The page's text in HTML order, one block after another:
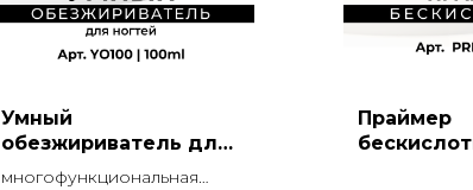
Умный
обезжириватель для
ногтей
многофункциональная
Праймер